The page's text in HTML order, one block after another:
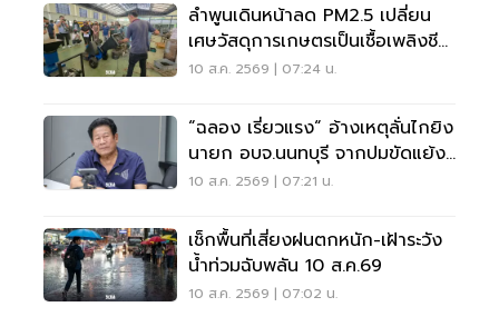
ลำพูนเดินหน้าลด PM2.5 เปลี่ยน
เศษวัสดุการเกษตรเป็นเชื้อเพลิงชีว
มวล
10 ส.ค. 2569 | 07:24 น.
“ฉลอง เรี่ยวแรง“ อ้างเหตุลั่นไกยิง
นายก อบจ.นนทบุรี จากปมขัดแย้ง
เรื่องเงิน
10 ส.ค. 2569 | 07:21 น.
เช็กพื้นที่เสี่ยงฝนตกหนัก-เฝ้าระวัง
น้ำท่วมฉับพลัน 10 ส.ค.69
10 ส.ค. 2569 | 07:02 น.